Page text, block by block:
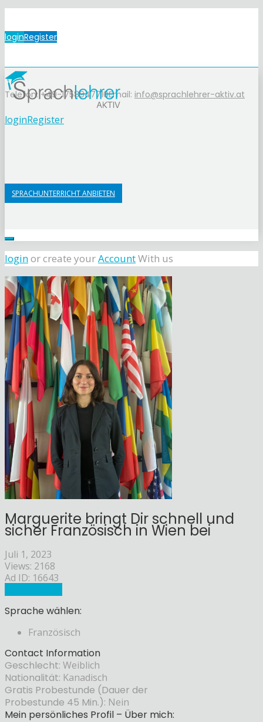
loginRegister
Telefon: +49-1758947710Email: info@sprachlehrer-aktiv.at
loginRegister
SPRACHUNTERRICHT ANBIETEN
loginor create yourAccountWith us
Marguerite bringt Dir schnell und
sicher Französisch in Wien bei
Juli 1, 2023
Views: 2168
Ad ID: 16643
Sprache wählen:
Französisch
Contact Information
Geschlecht: Weiblich
Nationalität: Kanadisch
Gratis Probestunde (Dauer der
Probestunde 45 Min.): Nein
Mein persönliches Profil – Über mich: